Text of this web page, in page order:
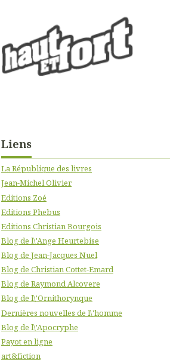
Liens
La République des livres
Jean-Michel Olivier
Editions Zoé
Editions Phebus
Editions Christian Bourgois
Blog de l\'Ange Heurtebise
Blog de Jean-Jacques Nuel
Blog de Christian Cottet-Emard
Blog de Raymond Alcovere
Blog de l\'Ornithorynque
Dernières nouvelles de l\'homme
Blog de l\'Apocryphe
Payot en ligne
art&fiction